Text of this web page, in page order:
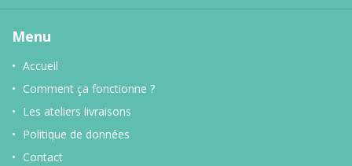
Menu
Accueil
Comment ça fonctionne ?
Les ateliers livraisons
Politique de données
Contact